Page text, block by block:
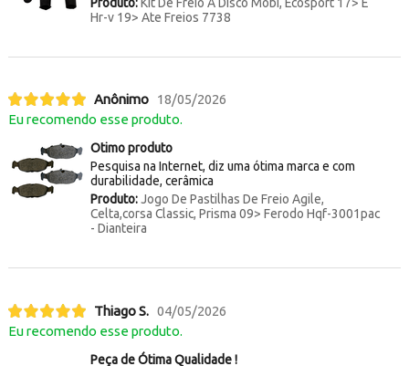
Hr-v 19> Ate Freios 7738
Anônimo 18/05/2026
Eu recomendo esse produto.
Otimo produto
Pesquisa na Internet, diz uma ótima marca e com
durabilidade, cerâmica
Produto:Jogo De Pastilhas De Freio Agile,
Celta,corsa Classic, Prisma 09> Ferodo Hqf-3001pac
- Dianteira
Thiago S. 04/05/2026
Eu recomendo esse produto.
Peça de Ótima Qualidade !